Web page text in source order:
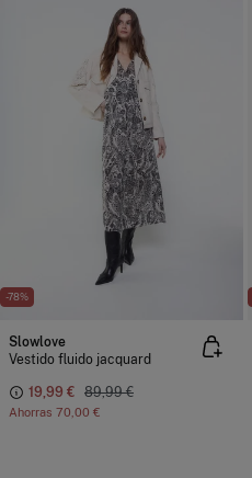
-78%
Slowlove
Vestido fluido jacquard
19,99 € 89,99 €
Ahorras 70,00 €